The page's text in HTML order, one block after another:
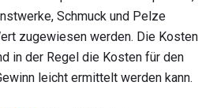
Schmuck und Pelze
zugewiesen werden. Die Kosten
in der Regel die Kosten für den
leicht ermittelt werden kann.